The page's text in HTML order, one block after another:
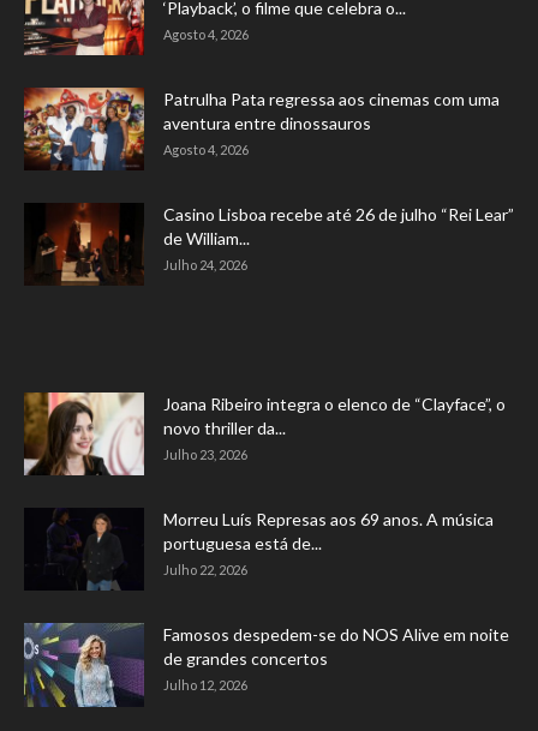
‘Playback’, o filme que celebra o...
Agosto 4, 2026
Patrulha Pata regressa aos cinemas com uma
aventura entre dinossauros
Agosto 4, 2026
Casino Lisboa recebe até 26 de julho “Rei Lear”
de William...
Julho 24, 2026
Joana Ribeiro integra o elenco de “Clayface”, o
novo thriller da...
Julho 23, 2026
Morreu Luís Represas aos 69 anos. A música
portuguesa está de...
Julho 22, 2026
Famosos despedem-se do NOS Alive em noite
de grandes concertos
Julho 12, 2026